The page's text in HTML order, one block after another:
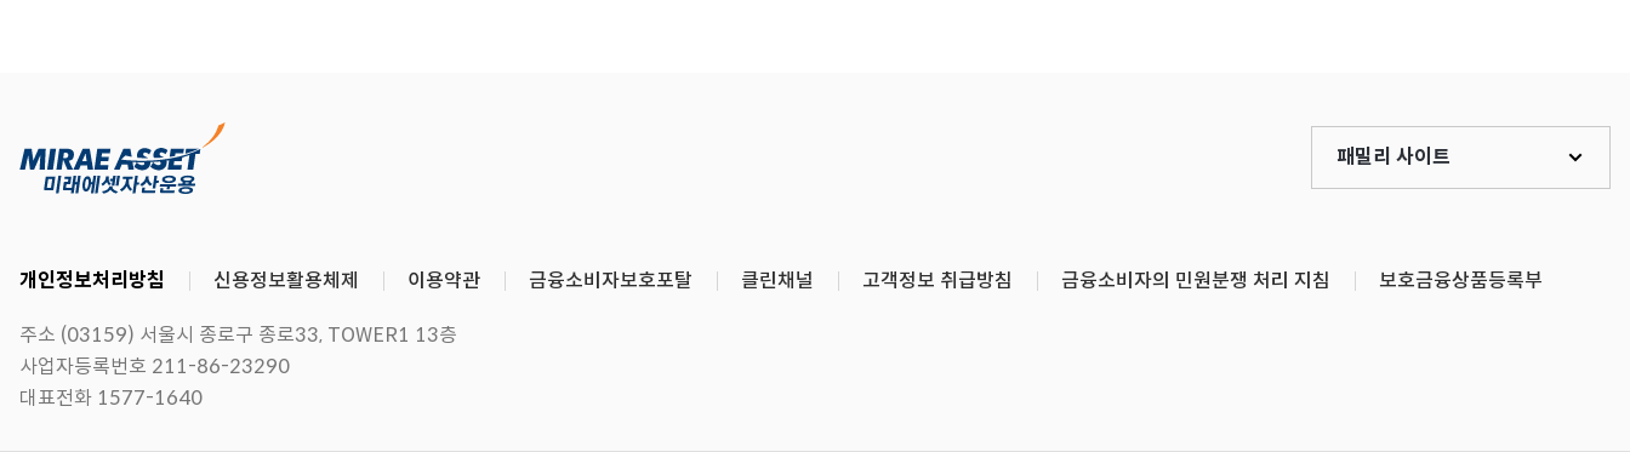
개인정보처리방침 신용정보활용체제 이용약관 금융소비자보호포탈 클린채널 고객정보 취급방침 금융소비자의 민원분쟁 처리 지침 보호금융상품등록부
패밀리 사이트
주소 (03159) 서울시 종로구 종로33, TOWER1 13층
사업자등록번호 211-86-23290
대표전화 1577-1640